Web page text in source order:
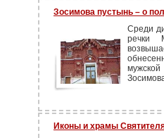
Зосимова пустынь – о
Среди
речки
Иконы и храмы